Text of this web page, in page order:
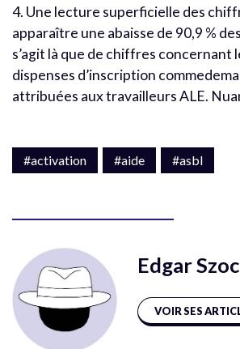
4. Une lecture superficielle des
apparaître une abaisse de 90,9 %
s’agit là que de chiffres concernant
dispenses d’inscription
attribuées aux travailleurs ALE.
#activation #aide #asbl
Edgar Szoc
VOIR SES